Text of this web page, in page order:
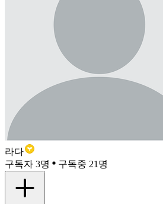
라다
구독자 3명
구독중 21명